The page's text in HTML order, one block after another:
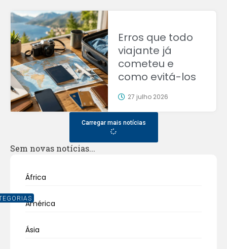
África
América
Ásia
Erros que todo
viajante já
cometeu e
como evitá-los
27 julho 2026
Carregar mais notícias
Sem novas notícias...